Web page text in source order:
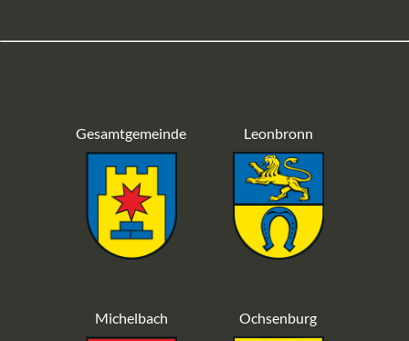
Gesamtgemeinde Leonbronn
Michelbach Ochsenburg